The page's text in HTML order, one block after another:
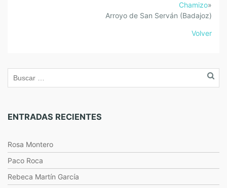
Chamizo»
Arroyo de San Serván (Badajoz)
Volver
ENTRADAS RECIENTES
Rosa Montero
Paco Roca
Rebeca Martín García